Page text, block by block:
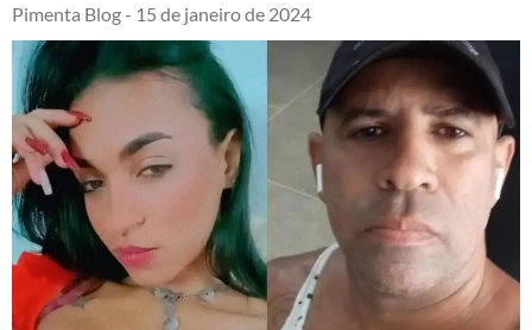
Pimenta Blog - 15 de janeiro de 2024